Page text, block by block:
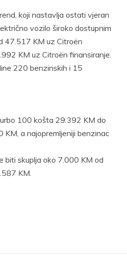
koji nastavlja ostati vjeran
vozilo široko dostupnim
47.517 KM uz Citroën
KM uz Citroën finansiranje.
220 benzinskih i 15
100 košta 29.392 KM do
a najopremljeniji benzinac
biti skuplja oko 7.000 KM od
KM.